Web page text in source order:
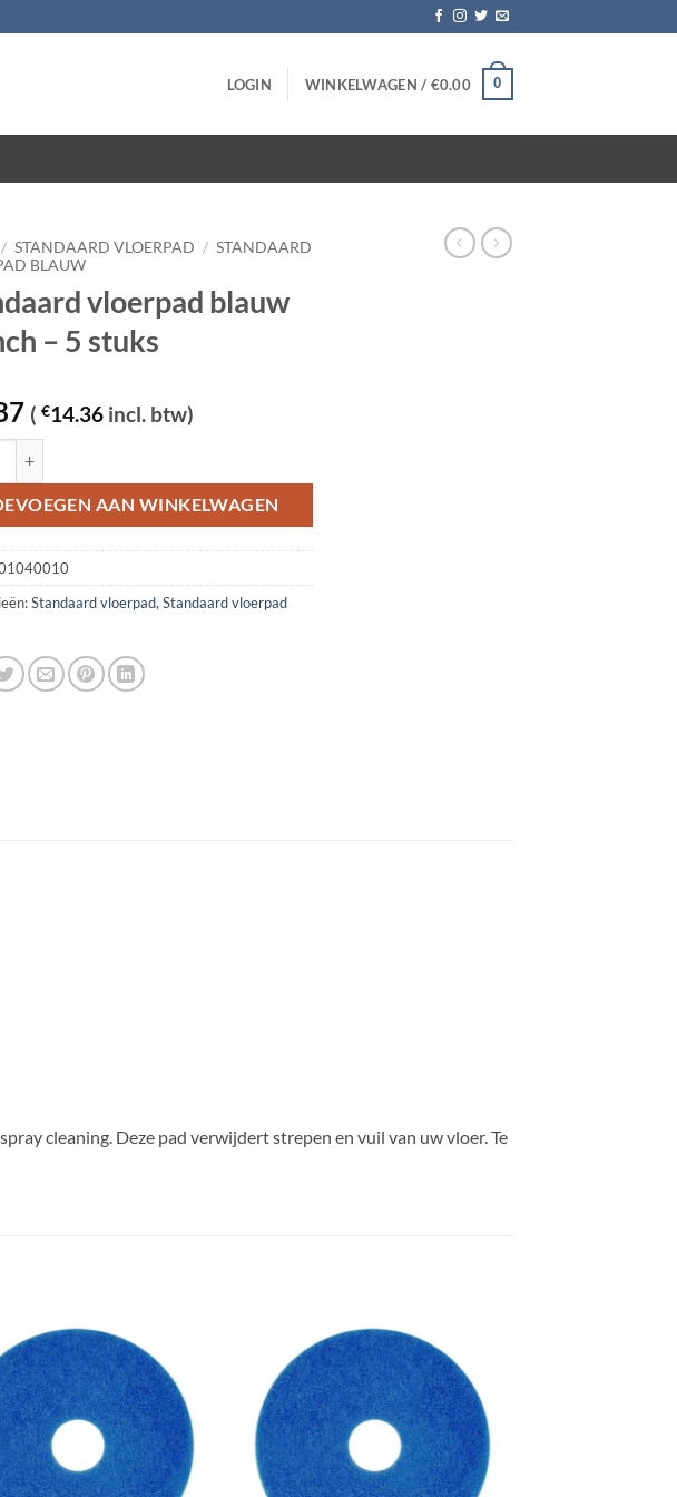
LOGIN WINKELWAGEN / €0.00 0
/ STANDAARD VLOERPAD / STANDAARD
BLAUW
vloerpad blauw
– 5 stuks
( €14.36 incl. btw)
AAN WINKELWAGEN
Standaard vloerpad, Standaard vloerpad
cleaning. Deze pad verwijdert strepen en vuil van uw vloer. Te